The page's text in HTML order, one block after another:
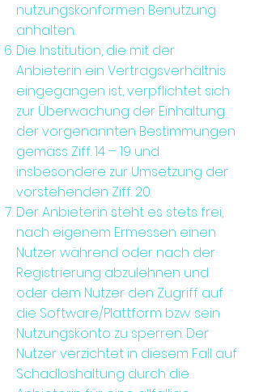
nutzungskonformen Benutzung
anhalten.
Die Institution, die mit der
Anbieterin ein Vertragsverhältnis
eingegangen ist, verpflichtet sich
zur Überwachung der Einhaltung
der vorgenannten Bestimmungen
gemäss Ziff. 14 – 19 und
insbesondere zur Umsetzung der
vorstehenden Ziff. 20.
Der Anbieterin steht es stets frei,
nach eigenem Ermessen einen
Nutzer während oder nach der
Registrierung abzulehnen und
oder dem Nutzer den Zugriff auf
die Software/Plattform bzw. sein
Nutzungskonto zu sperren. Der
Nutzer verzichtet in diesem Fall auf
Schadloshaltung durch die